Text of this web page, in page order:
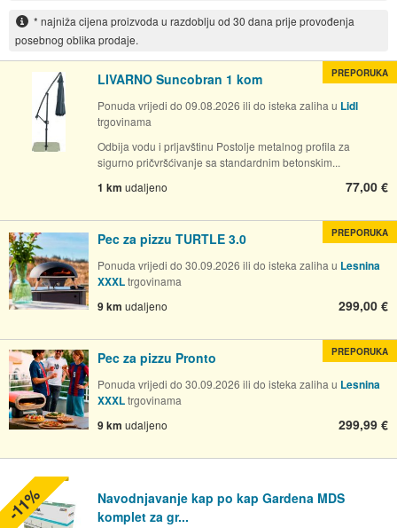
* najniža cijena proizvoda u razdoblju od 30 dana prije provođenja
posebnog oblika prodaje.
LIVARNO Suncobran 1 kom
Ponuda vrijedi do 09.08.2026 ili do isteka zaliha u Lidl
trgovinama
Odbija vodu i prljavštinu Postolje metalnog profila za
sigurno pričvršćivanje sa standardnim betonskim...
1 km udaljeno 77,00 €
PREPORUKA
Pec za pizzu TURTLE 3.0
Ponuda vrijedi do 30.09.2026 ili do isteka zaliha u Lesnina
XXXLtrgovinama
9 km udaljeno 299,00 €
PREPORUKA
Pec za pizzu Pronto
Ponuda vrijedi do 30.09.2026 ili do isteka zaliha u Lesnina
XXXLtrgovinama
9 km udaljeno 299,99 €
PREPORUKA
Navodnjavanje kap po kap Gardena MDS
komplet za gr...
-11%